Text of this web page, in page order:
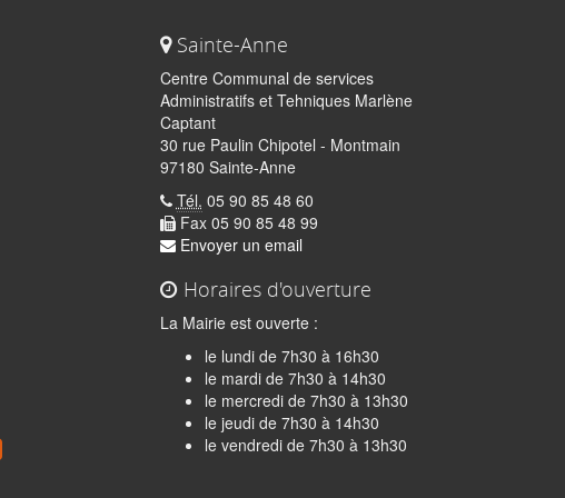
Syndiquer
Sainte-Anne
Centre Communal de services
Administratifs et Tehniques Marlène
Captant
30 rue Paulin Chipotel - Montmain
97180 Sainte-Anne
Tél. 05 90 85 48 60
Fax 05 90 85 48 99
Envoyer un email
Horaires d'ouverture
La Mairie est ouverte :
le lundi de 7h30 à 16h30
le mardi de 7h30 à 14h30
le mercredi de 7h30 à 13h30
le jeudi de 7h30 à 14h30
le vendredi de 7h30 à 13h30